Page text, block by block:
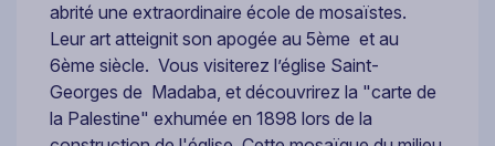
abrité une extraordinaire école de mosaïstes.
Leur art atteignit son apogée au 5ème et au
6ème siècle. Vous visiterez l’église Saint-
Georges de Madaba, et découvrirez la "carte de
la Palestine" exhumée en 1898 lors de la